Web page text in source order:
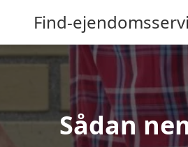
Find-
Sådan